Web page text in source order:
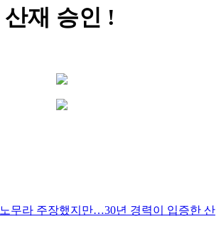
재 승인 !
무라 주장했지만…30년 경력이 입증한 산